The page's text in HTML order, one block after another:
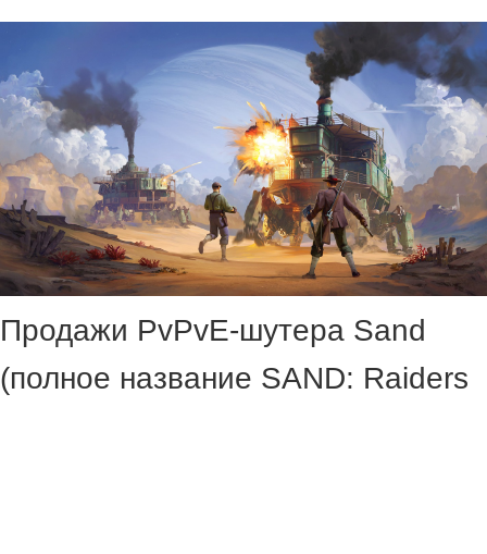
Продажи PvPvE-шутера Sand
(полное название SAND: Raiders